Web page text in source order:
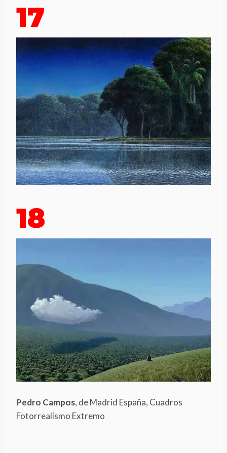
17
18
Pedro Campos, de Madrid España, Cuadros
Fotorrealismo Extremo